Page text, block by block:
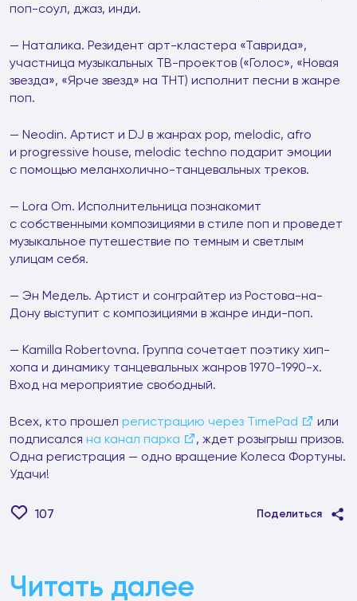
поп-соул, джаз, инди.
— Наталика. Резидент арт-кластера «Таврида»,
участница музыкальных ТВ-проектов («Голос», «Новая
звезда», «Ярче звезд» на ТНТ) исполнит песни в жанре
поп.
— Neodin. Артист и DJ в жанрах pop, melodic, afro
и progressive house, melodic techno подарит эмоции
с помощью меланхолично-танцевальных треков.
— Lora Om. Исполнительница познакомит
с собственными композициями в стиле поп и проведет
музыкальное путешествие по темным и светлым
улицам себя.
— Эн Медель. Артист и сонграйтер из Ростова-на-
Дону выступит с композициями в жанре инди-поп.
— Kamilla Robertovna. Группа сочетает поэтику хип-
хопа и динамику танцевальных жанров 1970-1990-х.
Вход на мероприятие свободный.
Всех, кто прошел регистрацию через TimePad
или
подписался на канал парка
, ждет розыгрыш призов.
Одна регистрация — одно вращение Колеса Фортуны.
Удачи!
107 Поделиться
Читать далее